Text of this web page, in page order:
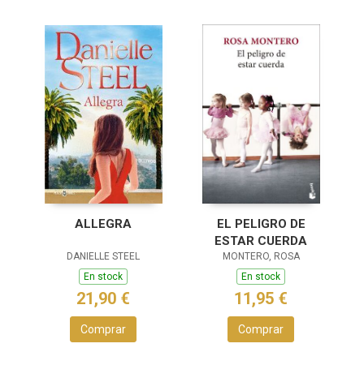
ALLEGRA
DANIELLE STEEL
En stock
21,90 €
Comprar
EL PELIGRO DE
ESTAR CUERDA
MONTERO, ROSA
En stock
11,95 €
Comprar